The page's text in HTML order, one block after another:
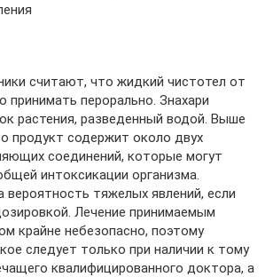
считают, что жидкий чистотел от
перорально. Знахари
растения, разведенный водой. Выше
продукт содержит около двух
соединений, которые могут
интоксикации организма.
тяжелых явлений, если
Лечение принимаемым
крайне небезопасно, поэтому
следует только при наличии к тому
квалифицированного доктора, а